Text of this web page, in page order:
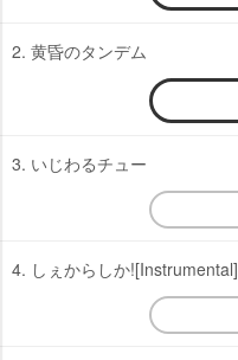
2. 黄昏のタンデム
3. いじわるチュー
4. しぇからしか![Instrumental]